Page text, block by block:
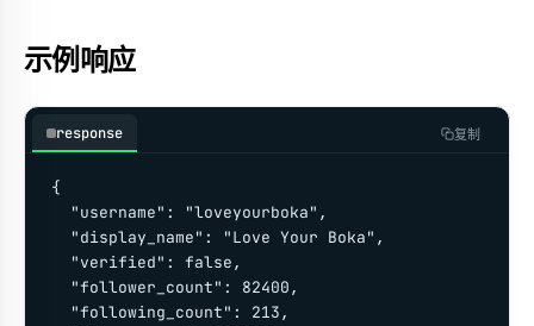
示例响应
response 复制
{
  "username": "loveyourboka",
  "display_name": "Love Your Boka",
  "verified": false,
  "follower_count": 82400,
  "following_count": 213,